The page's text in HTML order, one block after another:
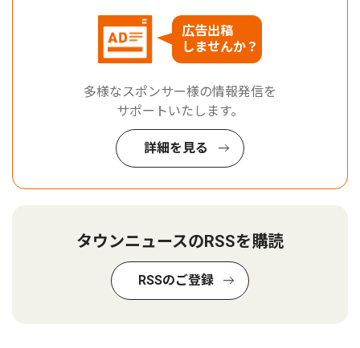
広告出稿
しませんか？
多様なスポンサー様の情報発信を
サポートいたします。
詳細を見る
タウンニュースのRSSを購読
RSSのご登録